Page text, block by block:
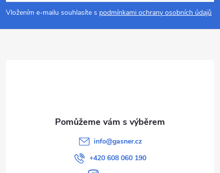
p
a
Vložením e-mailu souhlasíte s podmínkami ochrany osobních údajů
info@gasner.cz
+420 608 060 190